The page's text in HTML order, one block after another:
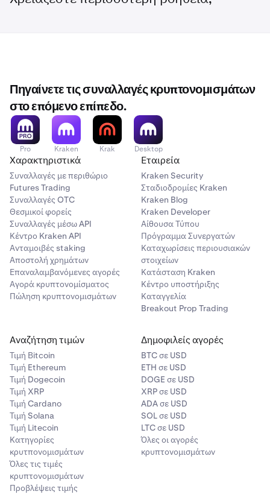
3 Στην επόμενη οθόνη, πατήστε στην επιλογήΜία φορά
στην πάνω δεξιά γωνία της οθόνης για να ανοίξετε το
μενού συχνότητας. Επιλέξτε το προτιμώμενο
πρόγραμμά σας: καθημερινό, εβδομαδιαίο ή μηνιαίο.
Πατήστε την επαναλαμβανόμενη αγορά που θέλετε
να μετονομάσετε και στη συνέχεια πατήστε ‘…’ στην
επάνω δεξιά γωνία.
3 ΠατήστεΜετονομασία Παραγγελίας.
•
Ανεπαρκή κεφάλαια στο υπόλοιπο του λογαριασμού
συστήματος)
Πηγαίνετε τις συναλλαγές κρυπτονομισμάτων
στο επόμενο επίπεδο.
Pro Kraken Krak Desktop
Χαρακτηριστικά
Συναλλαγές με περιθώριο
Futures Trading
Συναλλαγές OTC
Θεσμικοί φορείς
Συναλλαγές μέσω API
Κέντρο Kraken API
Ανταμοιβές staking
Αποστολή χρημάτων
Επαναλαμβανόμενες αγορές
Αγορά κρυπτονομίσματος
Πώληση κρυπτονομισμάτων
Εταιρεία
Kraken Security
Σταδιοδρομίες Kraken
Kraken Blog
Kraken Developer
Αίθουσα Τύπου
Πρόγραμμα Συνεργατών
Καταχωρίσεις περιουσιακών
στοιχείων
Κατάσταση Kraken
Κέντρο υποστήριξης
Καταγγελία
Breakout Prop Trading
Αναζήτηση τιμών
Τιμή Βitcoin
Τιμή Ethereum
Τιμή Dogecoin
Τιμή XRP
Τιμή Cardano
Τιμή Solana
Τιμή Litecoin
Κατηγορίες
κρυτπονομισμάτων
Όλες τις τιμές
κρυπτονομισμάτων
Προβλέψεις τιμής
Δημοφιλείς αγορές
BTC σε USD
ETH σε USD
DOGE σε USD
XRP σε USD
ADA σε USD
SOL σε USD
LTC σε USD
Όλες οι αγορές
κρυπτονομισμάτων